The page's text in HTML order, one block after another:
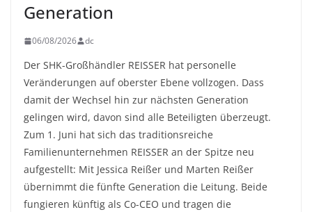
Generation
06/08/2026 dc
Der SHK-Großhändler REISSER hat personelle
Veränderungen auf oberster Ebene vollzogen. Dass
damit der Wechsel hin zur nächsten Generation
gelingen wird, davon sind alle Beteiligten überzeugt.
Zum 1. Juni hat sich das traditionsreiche
Familienunternehmen REISSER an der Spitze neu
aufgestellt: Mit Jessica Reißer und Marten Reißer
übernimmt die fünfte Generation die Leitung. Beide
fungieren künftig als Co-CEO und tragen die